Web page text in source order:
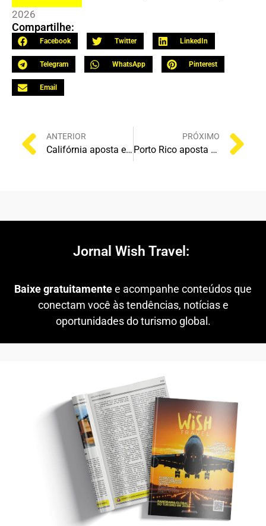
2026
Compartilhe:
Facebook Twitter LinkedIn
Telegram WhatsApp Pinterest
Email
ANTERIOR
Califórnia aposta em Copa do Mundo, Highway 1 reaberta e novos investimentos para impulsionar turismo durante a IPW 2026
PRÓXIMO
Porto Rico aposta em emoção, cultura e Super Bowl para impulsionar turismo internacional durante conferência na IPW 2026
Jornal Wish Travel:
Baixe gratuitamentee acompanhe conteúdos que
conectam você às tendências, notícias e
oportunidades do turismo global.